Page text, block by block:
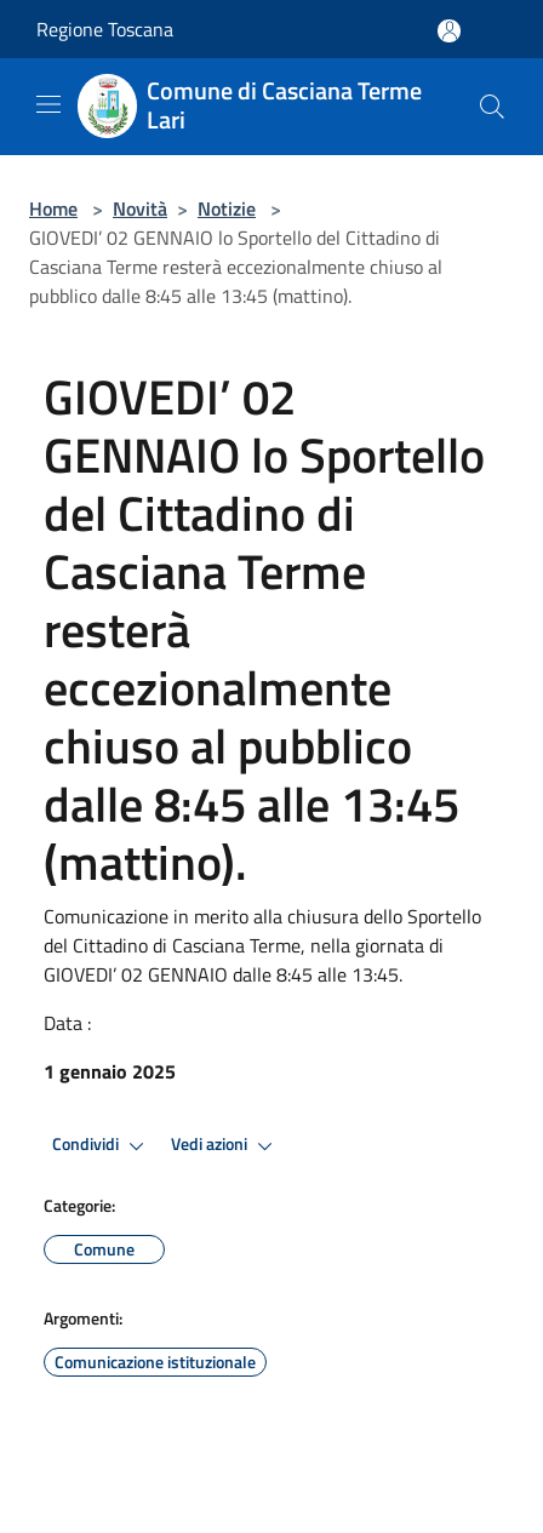
Regione Toscana
Comune di Casciana Terme
Lari
Home > Novità > Notizie >
GIOVEDI’ 02 GENNAIO lo Sportello del Cittadino di
Casciana Terme resterà eccezionalmente chiuso al
pubblico dalle 8:45 alle 13:45 (mattino).
GIOVEDI’ 02
GENNAIO lo Sportello
del Cittadino di
Casciana Terme
resterà
eccezionalmente
chiuso al pubblico
dalle 8:45 alle 13:45
(mattino).
Comunicazione in merito alla chiusura dello Sportello
del Cittadino di Casciana Terme, nella giornata di
GIOVEDI’ 02 GENNAIO dalle 8:45 alle 13:45.
Data :
1 gennaio 2025
Condividi Vedi azioni
Categorie:
Comune
Argomenti:
Comunicazione istituzionale